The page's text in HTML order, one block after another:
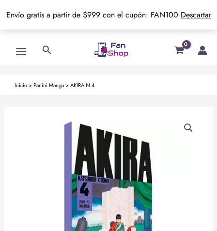
Envío gratis a partir de $999 con el cupón: FAN100 Descartar
Menu
Buscar
Inicio> Panini Manga>AKIRA N.4